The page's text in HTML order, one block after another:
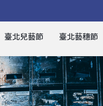
臺北兒藝節 臺北藝穗節